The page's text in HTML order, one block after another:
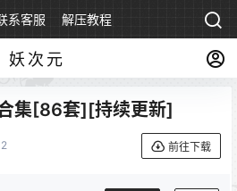
系客服 解压教程
妖次元
集[86套][持续更新]
2 前往下载